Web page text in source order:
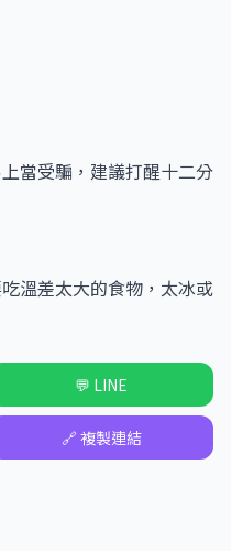
當受騙，建議打醒十二分
溫差太大的食物，太冰或
💬 LINE
🔗 複製連結